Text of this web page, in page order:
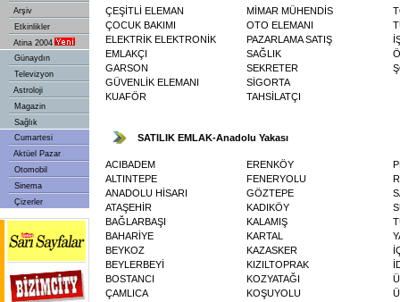
Arşiv
Etkinlikler
Atina 2004
Günaydın
Televizyon
Astroloji
Magazin
Sağlık
Cumartesi
Aktüel Pazar
Otomobil
Sinema
Çizerler
ÇEŞİTLİ ELEMAN
ÇOCUK BAKIMI
ELEKTRİK ELEKTRONİK
EMLAKÇI
GARSON
GÜVENLİK ELEMANI
KUAFÖR
MİMAR MÜHENDİS
OTO ELEMANI
PAZARLAMA SATIŞ
SAĞLIK
SEKRETER
SİGORTA
TAHSİLATÇI
SATILIK EMLAK-Anadolu Yakası
ACIBADEM
ALTINTEPE
ANADOLU HİSARI
ATAŞEHİR
BAĞLARBAŞI
BAHARİYE
BEYKOZ
BEYLERBEYİ
BOSTANCI
ÇAMLICA
ERENKÖY
FENERYOLU
GÖZTEPE
KADIKÖY
KALAMIŞ
KARTAL
KAZASKER
KIZILTOPRAK
KOZYATAĞI
KOŞUYOLU